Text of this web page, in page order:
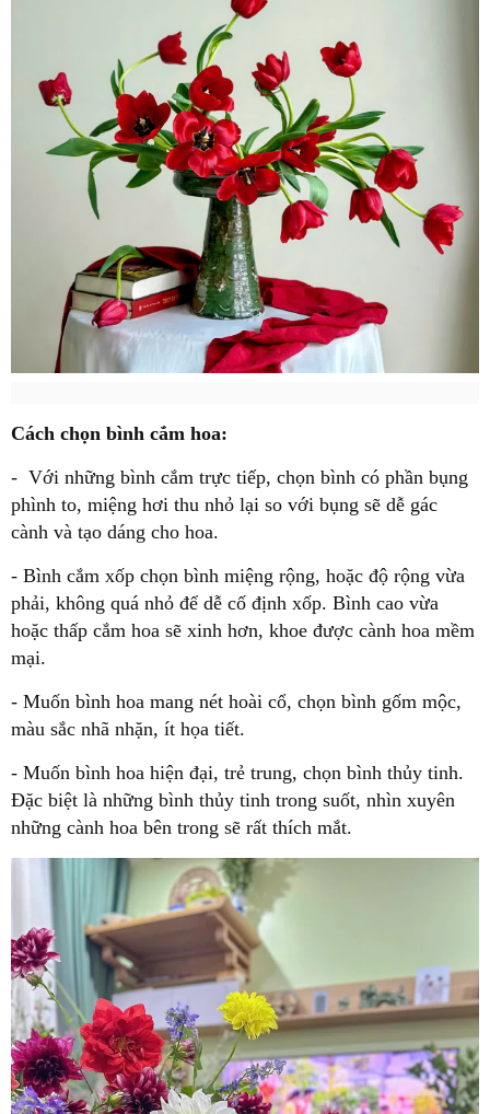
Cách chọn bình cắm hoa:
- Với những bình cắm trực tiếp, chọn bình có phần bụng
phình to, miệng hơi thu nhỏ lại so với bụng sẽ dễ gác
cành và tạo dáng cho hoa.
- Bình cắm xốp chọn bình miệng rộng, hoặc độ rộng vừa
phải, không quá nhỏ để dễ cố định xốp. Bình cao vừa
hoặc thấp cắm hoa sẽ xinh hơn, khoe được cành hoa mềm
mại.
- Muốn bình hoa mang nét hoài cổ, chọn bình gốm mộc,
màu sắc nhã nhặn, ít họa tiết.
- Muốn bình hoa hiện đại, trẻ trung, chọn bình thủy tinh.
Đặc biệt là những bình thủy tinh trong suốt, nhìn xuyên
những cành hoa bên trong sẽ rất thích mắt.